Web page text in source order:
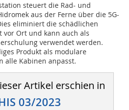
steuert die Rad- und
aus der Ferne über die 5G-
eliminiert die schädlichen
Ort und kann auch als
verwendet werden.
Produkt als modulare
alle Kabinen anpasst.
Artikel erschien in
03/2023